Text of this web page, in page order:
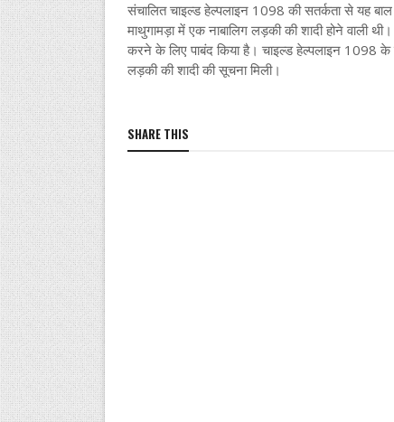
संचालित चाइल्ड हेल्पलाइन 1098 की सतर्कता से यह बाल
माथुगामड़ा में एक नाबालिग लड़की की शादी होने वाली
करने के लिए पाबंद किया है। चाइल्ड हेल्पलाइन 1098 के
लड़की की शादी की सूचना मिली।
SHARE THIS